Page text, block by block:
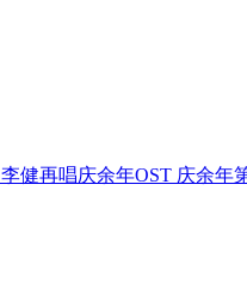
李健再唱庆余年OST 庆余年